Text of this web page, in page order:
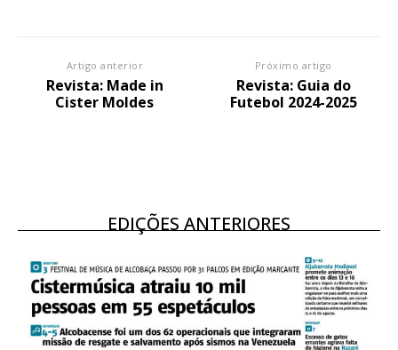
Artigo anterior
Revista: Made in
Cister Moldes
Próximo artigo
Revista: Guia do
Futebol 2024-2025
EDIÇÕES ANTERIORES